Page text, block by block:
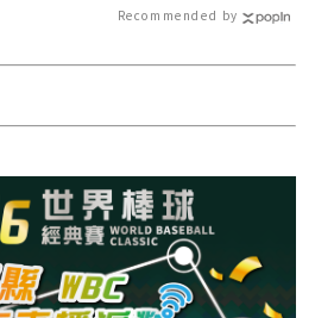
Recommended by